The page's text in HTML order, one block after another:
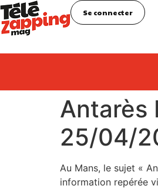
Se connecter
Antarès
25/04/
Au Mans, le sujet «
information repérée